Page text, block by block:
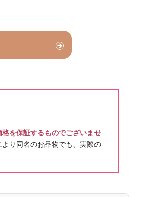
を保証するものでございませ
り同名のお品物でも、実際の